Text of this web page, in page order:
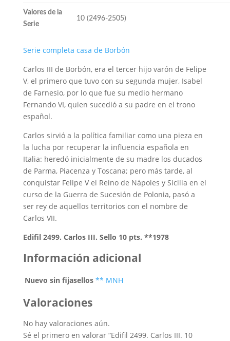
Valores de la
Serie
10 (2496-2505)
Serie completa casa de Borbón
Carlos III de Borbón, era el tercer hijo varón de Felipe
V, el primero que tuvo con su segunda mujer, Isabel
de Farnesio, por lo que fue su medio hermano
Fernando VI, quien sucedió a su padre en el trono
español.
Carlos sirvió a la política familiar como una pieza en
la lucha por recuperar la influencia española en
Italia: heredó inicialmente de su madre los ducados
de Parma, Piacenza y Toscana; pero más tarde, al
conquistar Felipe V el Reino de Nápoles y Sicilia en el
curso de la Guerra de Sucesión de Polonia, pasó a
ser rey de aquellos territorios con el nombre de
Carlos VII.
Edifil 2499. Carlos III. Sello 10 pts. **1978
Información adicional
Nuevo sin fijasellos ** MNH
Valoraciones
No hay valoraciones aún.
Sé el primero en valorar “Edifil 2499. Carlos III. 10